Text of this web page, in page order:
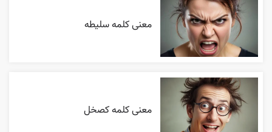
معنی کلمه سلیطه
معنی کلمه کصخل